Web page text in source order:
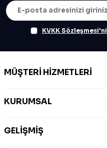
KVKK Sözleşmesi'ni
MÜŞTERI HIZMETLERI
KURUMSAL
GELIŞMIŞ